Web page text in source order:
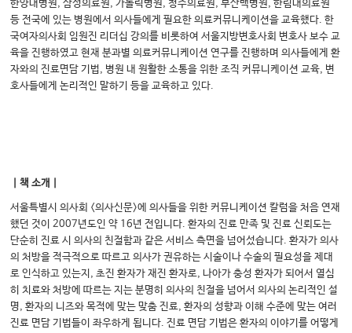
한양대병원, 삼성의료원, 가톨릭병원, 청주의료원, 부산백병원, 한림대의료원
등 전국에 있는 병원에서 의사들에게 필요한 의료커뮤니케이션을 교육했다. 한
국여자의사회 임원진 리더십 강의를 비롯하여 서울지방변호사회 변호사 보수 교
육을 진행하였고 현재 분과별 의료커뮤니케이션 연구를 진행하며 의사들에게 환
자와의 진료면담 기법, 병원 내 원활한 소통을 위한 조직 커뮤니케이션 교육, 변
호사들에게 논리적인 말하기 등을 교육하고 있다.
｜책 소개｜
서울특별시 의사회 <의사신문>에 의사들을 위한 커뮤니케이션 칼럼을 처음 연재
했던 것이 2007년도인 약 16년 전입니다. 환자의 진료 만족 및 진료 신뢰도는
단순히 진료 시 의사의 친절함과 같은 서비스 측면을 넘어섰습니다. 환자가 의사
의 처방을 적극적으로 따르고 의사가 권유하는 시술이나 수술의 필요성을 제대
로 인식하고 있는지, 초진 환자가 재진 환자로, 나아가 충성 환자가 되어서 열심
히 치료와 처방에 따르는 지는 분명히 의사의 친절을 넘어서 의사의 논리적인 설
명, 환자의 니즈와 목적에 맞는 맞춤 진료, 환자의 성향과 이해 수준에 맞는 여러
진료 면담 기법들이 좌우하게 됩니다. 진료 면담 기법은 환자의 이야기를 어떻게